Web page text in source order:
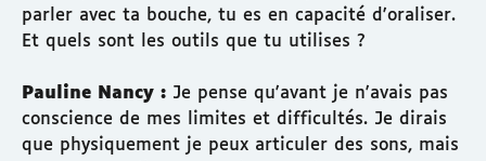
parler avec ta bouche, tu es en capacité d'oraliser.
Et quels sont les outils que tu utilises ?
Pauline Nancy : Je pense qu'avant je n'avais pas
conscience de mes limites et difficultés. Je dirais
que physiquement je peux articuler des sons, mais